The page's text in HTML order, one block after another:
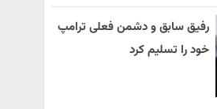
رفیق سابق و دشمن فعلی ترامپ
خود را تسلیم کرد